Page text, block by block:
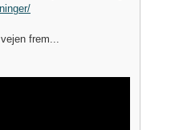
frem...